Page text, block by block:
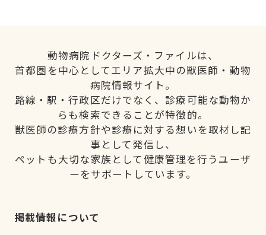
動物病院ドクターズ・ファイルは、
首都圏を中心としてエリア拡大中の獣医師・動物
病院情報サイト。
路線・駅・行政区だけでなく、診療可能な動物か
らも検索できることが特徴的。
獣医師の診療方針や診療に対する想いを取材し記
事として発信し、
ペットも大切な家族として健康管理を行うユーザ
ーをサポートしています。
掲載情報について